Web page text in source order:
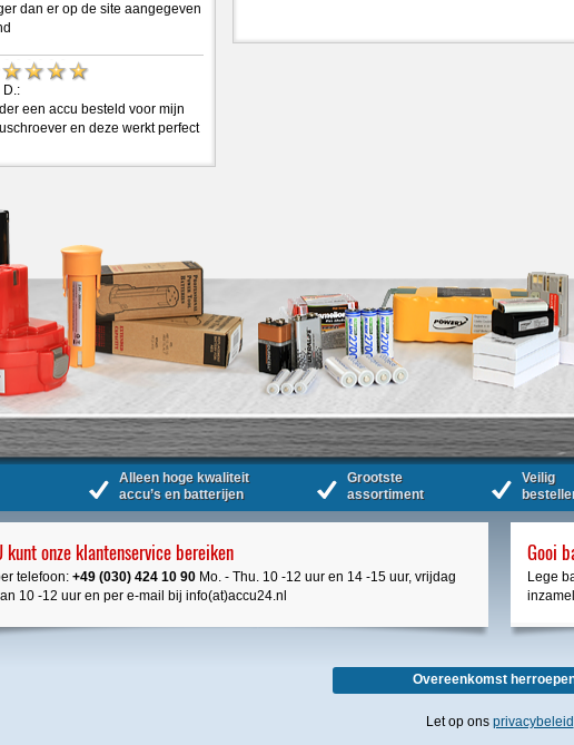
dan er op de site aangegeven
D.:
een accu besteld voor mijn
en deze werkt perfect
Alleen hoge kwaliteit
accu’s en batterijen
Grootste
assortiment
Veilig
kunt onze klantenservice bereiken
telefoon: +49 (030) 424 10 90 Mo. - Thu. 10 -12 uur en 14 -15 uur, vrijdag
10 -12 uur en per e-mail bij info(at)accu24.nl
Gooi
Lege
Overeenkomst
Let op ons privacybeleid